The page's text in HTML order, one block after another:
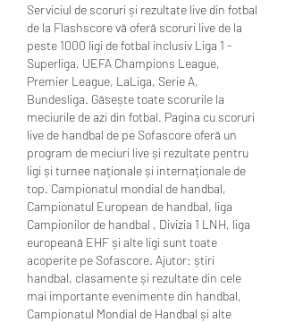
Serviciul de scoruri și rezultate live din fotbal
de la Flashscore vă oferă scoruri live de la
peste 1000 ligi de fotbal inclusiv Liga 1 -
Superliga, UEFA Champions League,
Premier League, LaLiga, Serie A,
Bundesliga. Găsește toate scorurile la
meciurile de azi din fotbal. Pagina cu scoruri
live de handbal de pe Sofascore oferă un
program de meciuri live și rezultate pentru
ligi și turnee naționale și internaționale de
top. Campionatul mondial de handbal,
Campionatul European de handbal, liga
Campionilor de handbal , Divizia 1 LNH, liga
europeană EHF și alte ligi sunt toate
acoperite pe Sofascore. Ajutor: știri
handbal, clasamente și rezultate din cele
mai importante evenimente din handbal,
Campionatul Mondial de Handbal și alte